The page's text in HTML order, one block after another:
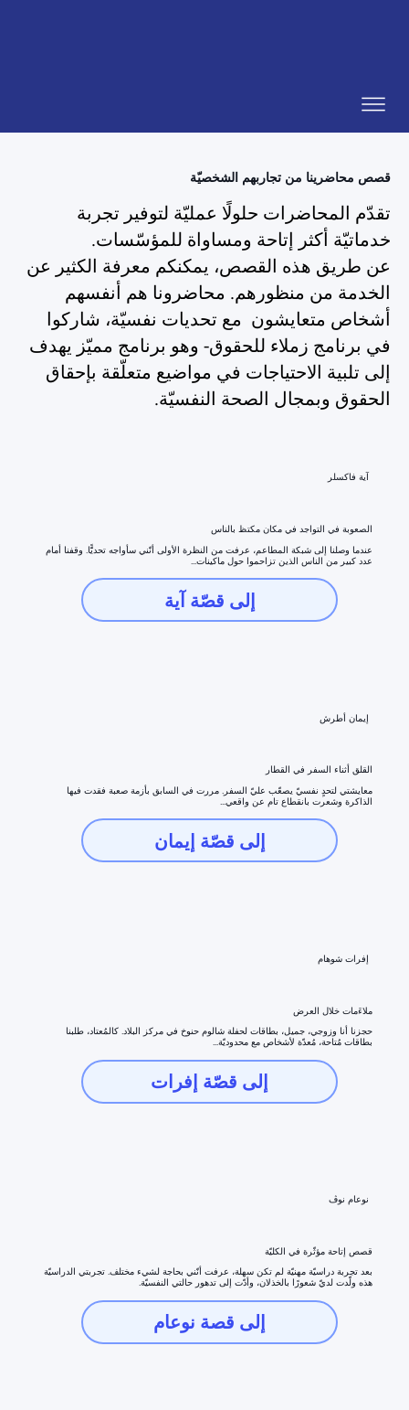
قصص محاضرينا من تجاربهم الشخصيّة
تقدّم المحاضرات حلولًا عمليّة لتوفير تجربة
خدماتيّة أكثر إتاحة ومساواة للمؤسّسات.
عن طريق هذه القصص، يمكنكم معرفة الكثير عن
الخدمة من منظورهم. محاضرونا هم أنفسهم
أشخاص متعايشون مع تحديات نفسيّة، شاركوا
في برنامج زملاء للحقوق- وهو برنامج مميّز يهدف
إلى تلبية الاحتياجات في مواضيع متعلّقة بإحقاق
الحقوق وبمجال الصحة النفسيّة.
آية فاكسلر
الصعوبة في التواجد في مكان مكتظ بالناس
عندما وصلنا إلى شبكة المطاعم، عرفت من النظرة الأولى أنّني سأواجه تحديًَّا. وقفنا أمام
عدد كبير من الناس الذين تزاحموا حول ماكينات...
إلى قصّة آية
إيمان أطرش
القلق أثناء السفر في القطار
معايشتي لتحدٍ نفسيّ يصعّب عليّ السفر. مررت في السابق بأزمة صعبة فقدت فيها
الذاكرة وشعرت بانقطاع تام عن واقعي...
إلى قصّة إيمان
إفرات شوهام
ملاءَمات خلال العرض
حجزنا أنا وزوجي، جميل، بطاقات لحفلة شالوم حنوخ في مركز البلاد. كالمُعتاد، طلبنا
بطاقات مُتاحة، مُعدّة لأشخاص مع محدوديّة...
إلى قصّة إفرات
نوعام نوڤ
قصص إتاحة مؤثّرة في الكليّة
بعد تجربة دراسيّة مهنيّة لم تكن سهلة، عرفت أنّني بحاجة لشيء مختلف. تجربتي الدراسيّة
هذه ولّدت لديّ شعورًا بالخذلان، وأدّت إلى تدهور حالتي النفسيّة.
إلى قصة نوعام